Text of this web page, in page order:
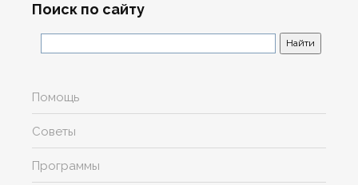
Поиск по сайту
Помощь
Советы
Программы